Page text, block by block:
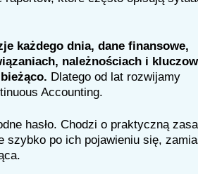
każdego dnia, dane finansowe,
należnościach i
Dlatego od lat rozwijamy
Accounting.
hasło. Chodzi o praktyczną
szybko po ich pojawieniu się,